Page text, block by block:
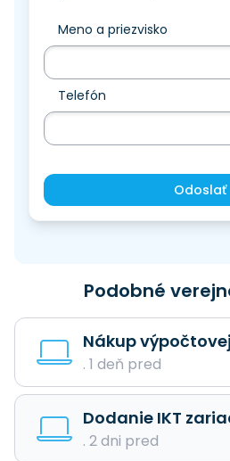
Meno a priezvisko
Telefón
Odoslať
Podobné
Nákup
. 1 deň pred
Dodanie IKT
. 2 dni pred